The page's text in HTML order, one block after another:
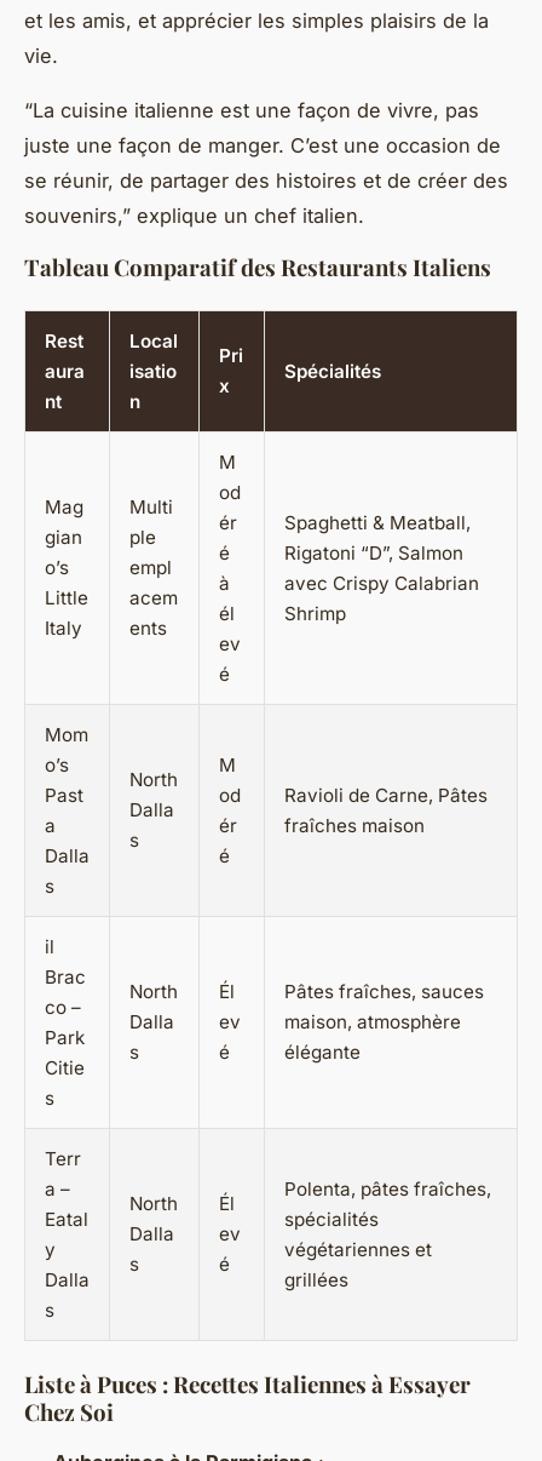
et les amis, et apprécier les simples plaisirs de la
vie.
“La cuisine italienne est une façon de vivre, pas
juste une façon de manger. C’est une occasion de
se réunir, de partager des histoires et de créer des
souvenirs,” explique un chef italien.
Tableau Comparatif des Restaurants Italiens
Rest
aura
nt
Local
isatio
n
Pri
x
Spécialités
Mag
gian
o’s
Little
Italy
Multi
ple
empl
acem
ents
M
od
ér
é
à
él
ev
é
Spaghetti & Meatball,
Rigatoni “D”, Salmon
avec Crispy Calabrian
Shrimp
Mom
o’s
Past
a
Dalla
s
North
Dalla
s
M
od
ér
é
Ravioli de Carne, Pâtes
fraîches maison
il
Brac
co –
Park
Citie
s
North
Dalla
s
Él
ev
é
Pâtes fraîches, sauces
maison, atmosphère
élégante
Terr
a –
Eatal
y
Dalla
s
North
Dalla
s
Él
ev
é
Polenta, pâtes fraîches,
spécialités
végétariennes et
grillées
Liste à Puces : Recettes Italiennes à Essayer
Chez Soi